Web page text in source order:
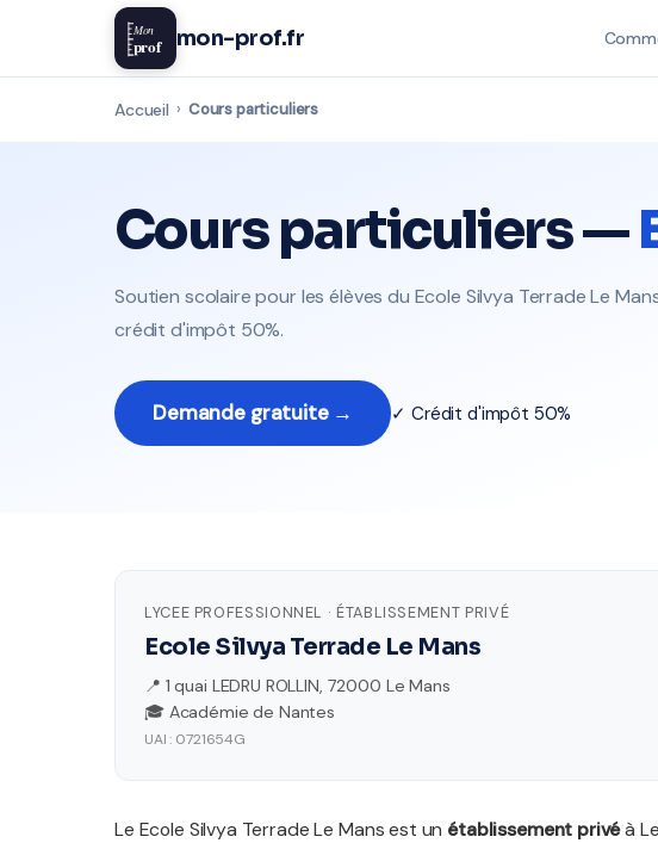
Mon
prof mon-prof.fr
Accueil › Cours particuliers
Cours particuliers —
Soutien scolaire pour les élèves du Ecole Silvya Terrade Le
crédit d'impôt 50%.
Demande gratuite → ✓ Crédit d'impôt 50%
LYCEE PROFESSIONNEL · ÉTABLISSEMENT PRIVÉ
Ecole Silvya Terrade Le Mans
📍 1 quai LEDRU ROLLIN, 72000 Le Mans
🎓 Académie de Nantes
UAI : 0721654G
Le Ecole Silvya Terrade Le Mans est un établissement privéà